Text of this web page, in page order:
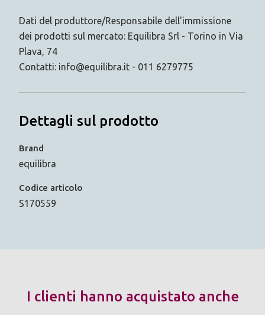
Dati del produttore/Responsabile dell'immissione
dei prodotti sul mercato: Equilibra Srl - Torino in Via
Plava, 74
Contatti: info@equilibra.it - 011 6279775
Dettagli sul prodotto
Brand
equilibra
Codice articolo
S170559
I clienti hanno acquistato anche